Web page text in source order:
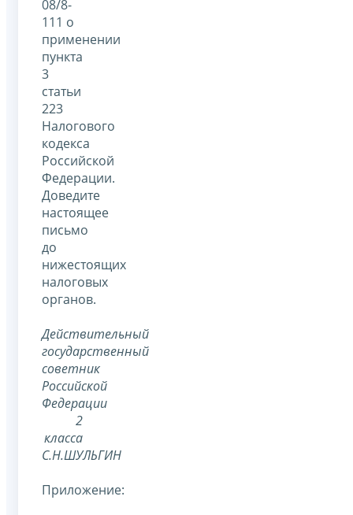
08/8-
111 о
применении
пункта
3
статьи
223
Налогового
кодекса
Российской
Федерации.
Доведите
настоящее
письмо
до
нижестоящих
налоговых
органов.
Действительный
государственный
советник
Российской
Федерации
2
класса
С.Н.ШУЛЬГИН
Приложение: